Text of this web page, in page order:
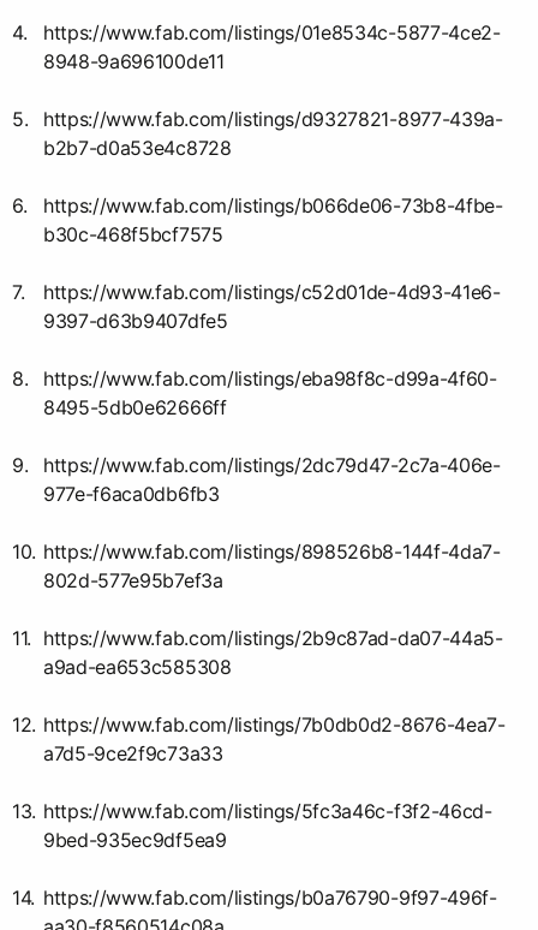
https://www.fab.com/listings/01e8534c-5877-4ce2-
8948-9a696100de11
https://www.fab.com/listings/d9327821-8977-439a-
b2b7-d0a53e4c8728
https://www.fab.com/listings/b066de06-73b8-4fbe-
b30c-468f5bcf7575
https://www.fab.com/listings/c52d01de-4d93-41e6-
9397-d63b9407dfe5
https://www.fab.com/listings/eba98f8c-d99a-4f60-
8495-5db0e62666ff
https://www.fab.com/listings/2dc79d47-2c7a-406e-
977e-f6aca0db6fb3
https://www.fab.com/listings/898526b8-144f-4da7-
802d-577e95b7ef3a
https://www.fab.com/listings/2b9c87ad-da07-44a5-
a9ad-ea653c585308
https://www.fab.com/listings/7b0db0d2-8676-4ea7-
a7d5-9ce2f9c73a33
https://www.fab.com/listings/5fc3a46c-f3f2-46cd-
9bed-935ec9df5ea9
https://www.fab.com/listings/b0a76790-9f97-496f-